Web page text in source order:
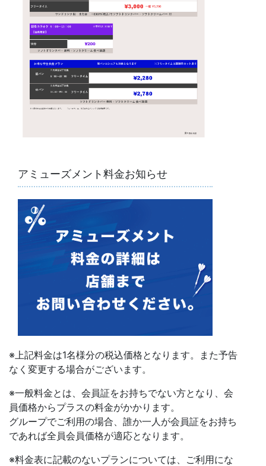
アミューズメント料金お知らせ
※上記料金は1名様分の税込価格となります。また予告
なく変更する場合がございます。
※一般料金とは、会員証をお持ちでない方となり、会
員価格からプラスの料金がかかります。
グループでご利用の場合、誰か一人が会員証をお持ち
であれば全員会員価格が適応となります。
※料金表に記載のないプランについては、ご利用にな